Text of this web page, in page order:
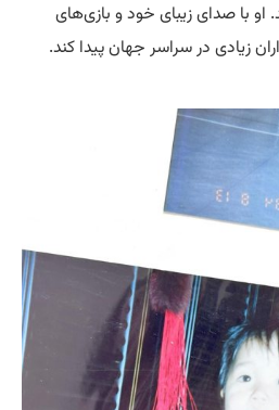
با صدای زیبای خود و بازی‌های
زیادی در سراسر جهان پیدا کند.